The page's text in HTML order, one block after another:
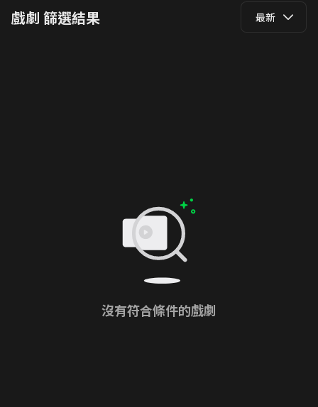
戲劇 篩選結果 最新
沒有符合條件的戲劇